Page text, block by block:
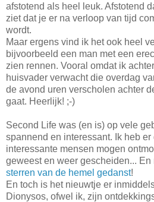
afstotend als heel leuk. Afstotend
ziet dat je er na verloop van tijd
wordt.
Maar ergens vind ik het ook heel
bijvoorbeeld een man met een
zien rennen. Vooral omdat ik
huisvader verwacht die overdag
de avond uren verscholen achter
gaat. Heerlijk! ;-)
Second Life was (en is) op vele
spannend en interessant. Ik heb
interessante mensen mogen
geweest en weer gescheiden... En
sterren van de hemel gedanst!
En toch is het nieuwtje er
Dionysos, ofwel ik, zijn